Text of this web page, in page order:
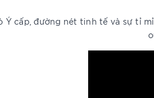
Ý cấp, đường nét tinh tế và sự tỉ